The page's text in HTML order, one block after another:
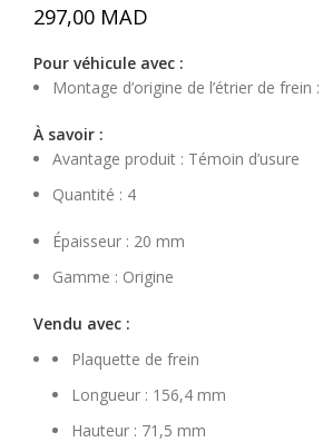
297,00 MAD
Pour véhicule avec :
Montage d’origine de l’étrier de frein :
À savoir :
Avantage produit : Témoin d’usure
Quantité : 4
Épaisseur : 20 mm
Gamme : Origine
Vendu avec :
Plaquette de frein
Longueur : 156,4 mm
Hauteur : 71,5 mm